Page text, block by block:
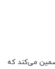
می‌کند که